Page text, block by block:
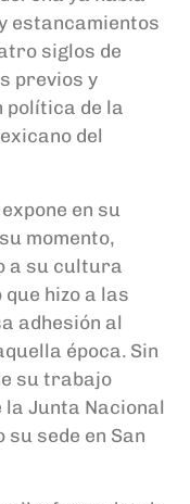
estancamientos
siglos de
previos y
política de la
del
en su
momento,
a su cultura
hizo a las
adhesión al
época. Sin
su trabajo
Junta Nacional
su sede en San